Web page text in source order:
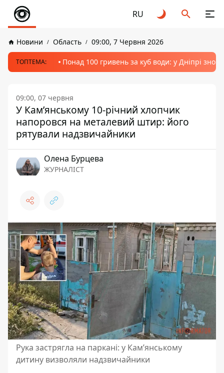
RU
Новини Область 09:00, 7 Червня 2026
ТОПТЕМА: Понад 100 гривень за куб води: у Дніпрі
09:00, 07 червня
У Кам’янському 10-річний хлопчик
напоровся на металевий штир: його
рятували надзвичайники
Олена Бурцева
ЖУРНАЛІСТ
Рука застрягла на паркані: у Кам’янському
дитину визволяли надзвичайники